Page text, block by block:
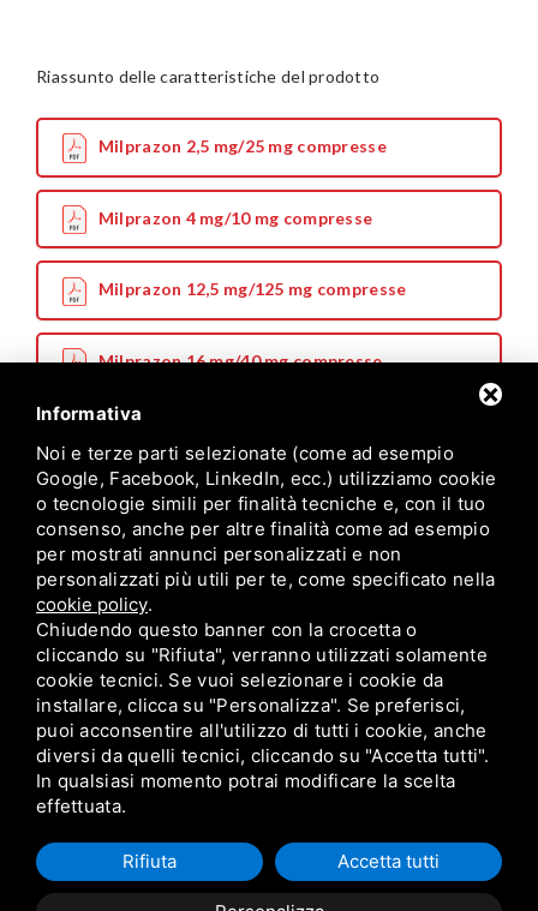
Riassunto delle caratteristiche del prodotto
Milprazon 2,5 mg/25 mg compresse
Milprazon 4 mg/10 mg compresse
Milprazon 12,5 mg/125 mg compresse
Milprazon 16 mg/40 mg compresse
Strada comunale di None, 1 - 10092 Beinasco TO
+39 011 3490232
+39 011 3490526
info@candioli.it
Codice Fiscale e P.Iva: 10358790011 /Privacy /Sitemap
Informativa
Noi e terze parti selezionate (come ad esempio
Google, Facebook, LinkedIn, ecc.) utilizziamo cookie
o tecnologie simili per finalità tecniche e, con il tuo
consenso, anche per altre finalità come ad esempio
per mostrati annunci personalizzati e non
personalizzati più utili per te, come specificato nella
cookie policy.
Chiudendo questo banner con la crocetta o
cliccando su "Rifiuta", verranno utilizzati solamente
cookie tecnici. Se vuoi selezionare i cookie da
installare, clicca su "Personalizza". Se preferisci,
puoi acconsentire all'utilizzo di tutti i cookie, anche
diversi da quelli tecnici, cliccando su "Accetta tutti".
In qualsiasi momento potrai modificare la scelta
effettuata.
Rifiuta Accetta tutti